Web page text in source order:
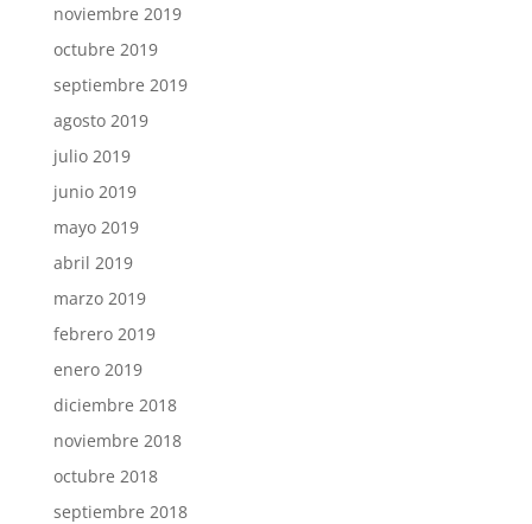
noviembre 2019
octubre 2019
septiembre 2019
agosto 2019
julio 2019
junio 2019
mayo 2019
abril 2019
marzo 2019
febrero 2019
enero 2019
diciembre 2018
noviembre 2018
octubre 2018
septiembre 2018